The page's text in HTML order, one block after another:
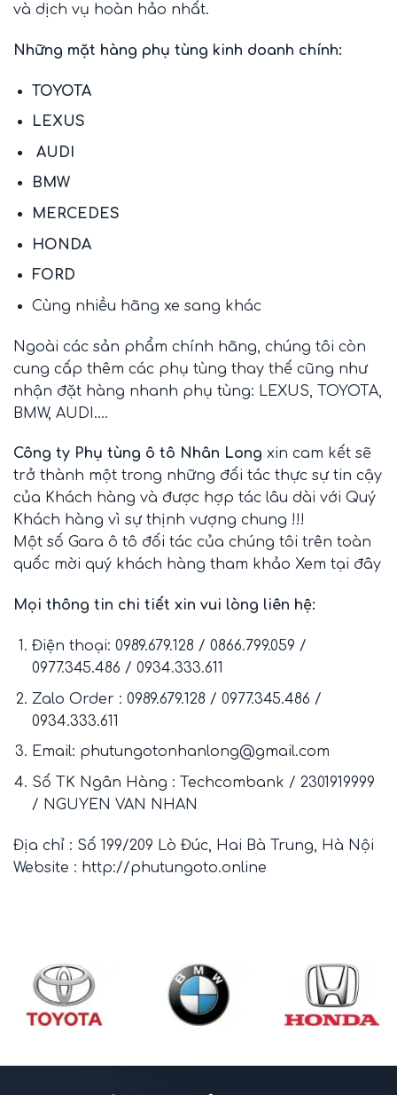
và dịch vụ hoàn hảo nhất.
Những mặt hàng phụ tùng kinh doanh chính:
TOYOTA
LEXUS
AUDI
BMW
MERCEDES
HONDA
FORD
Cùng nhiều hãng xe sang khác
Ngoài các sản phẩm chính hãng, chúng tôi còn
cung cấp thêm các phụ tùng thay thế cũng như
nhận đặt hàng nhanh phụ tùng: LEXUS, TOYOTA,
BMW, AUDI….
Công ty Phụ tùng ô tô Nhân Long xin cam kết sẽ
trở thành một trong những đối tác thực sự tin cậy
của Khách hàng và được hợp tác lâu dài với Quý
Khách hàng vì sự thịnh vượng chung !!!
Một số Gara ô tô đối tác của chúng tôi trên toàn
quốc mời quý khách hàng tham khảo Xem tại đây
Mọi thông tin chi tiết xin vui lòng liên hệ:
Điện thoại: 0989.679.128 / 0866.799.059 /
0977.345.486 / 0934.333.611
Zalo Order : 0989.679.128 / 0977.345.486 /
0934.333.611
Email: phutungotonhanlong@gmail.com
Số TK Ngân Hàng : Techcombank / 2301919999
/ NGUYEN VAN NHAN
Địa chỉ : Số 199/209 Lò Đúc, Hai Bà Trung, Hà Nội
Website : http://phutungoto.online